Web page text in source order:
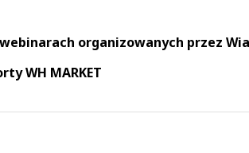
organizowanych przez
WH MARKET